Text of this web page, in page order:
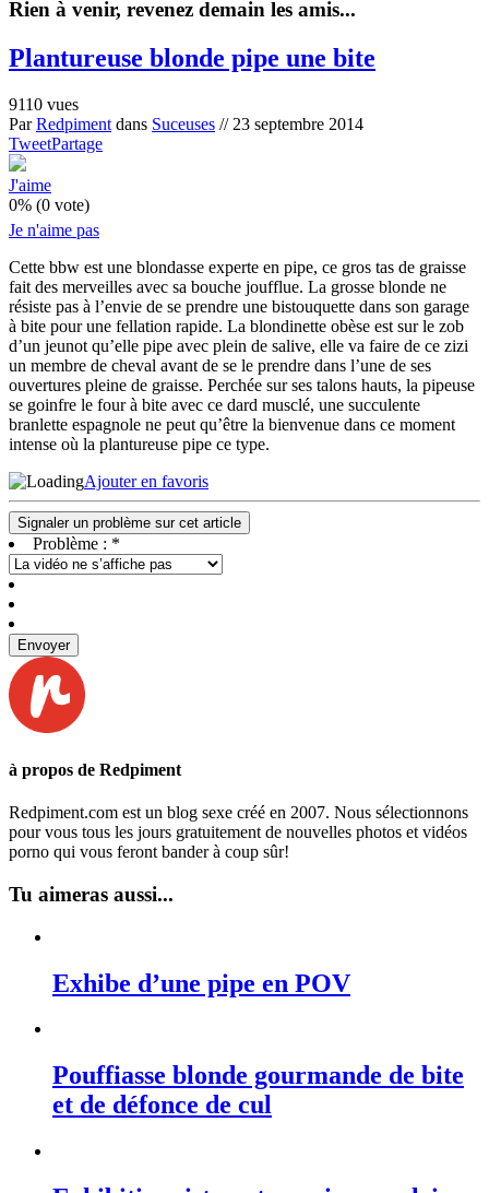
Rien à venir, revenez demain les amis...
Plantureuse blonde pipe une bite
9110 vues
ParRedpiment dans Suceuses // 23 septembre 2014
TweetPartage
J'aime
0% (0 vote)
Je n'aime pas
Cette bbw est une blondasse experte en pipe, ce gros tas de graisse
fait des merveilles avec sa bouche joufflue. La grosse blonde ne
résiste pas à l’envie de se prendre une bistouquette dans son garage
à bite pour une fellation rapide. La blondinette obèse est sur le zob
d’un jeunot qu’elle pipe avec plein de salive, elle va faire de ce zizi
un membre de cheval avant de se le prendre dans l’une de ses
ouvertures pleine de graisse. Perchée sur ses talons hauts, la pipeuse
se goinfre le four à bite avec ce dard musclé, une succulente
branlette espagnole ne peut qu’être la bienvenue dans ce moment
intense où la plantureuse pipe ce type.
Ajouter en favoris
Signaler un problème sur cet article
Problème : *
Envoyer
à propos de Redpiment
Redpiment.com est un blog sexe créé en 2007. Nous sélectionnons
pour vous tous les jours gratuitement de nouvelles photos et vidéos
porno qui vous feront bander à coup sûr!
Tu aimeras aussi...
Exhibe d’une pipe en POV
Pouffiasse blonde gourmande de bite
et de défonce de cul